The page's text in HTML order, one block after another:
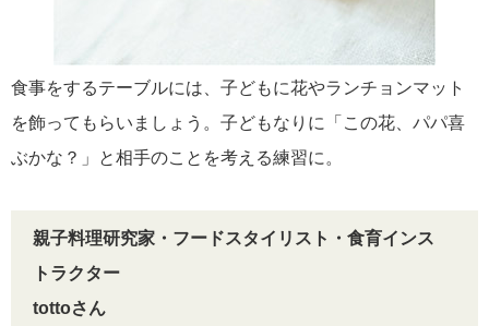
食事をするテーブルには、子どもに花やランチョンマット
を飾ってもらいましょう。子どもなりに「この花、パパ喜
ぶかな？」と相手のことを考える練習に。
親子料理研究家・フードスタイリスト・食育インス
トラクター
tottoさん